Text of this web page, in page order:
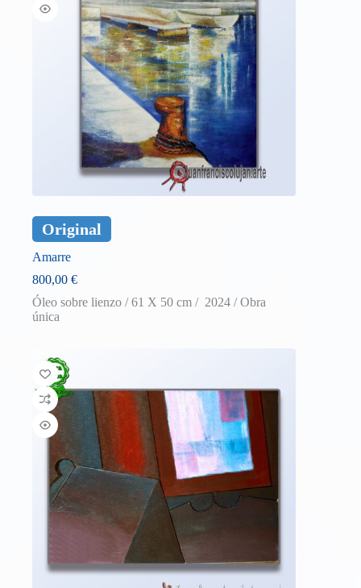
Original
Amarre
800,00 €
Óleo sobre lienzo / 61 X 50 cm / 2024 / Obra
única